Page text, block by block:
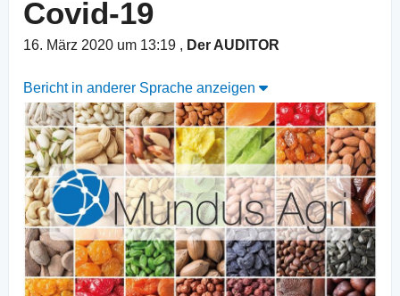
Covid-19
16. März 2020 um 13:19 , Der AUDITOR
Bericht in anderer Sprache anzeigen